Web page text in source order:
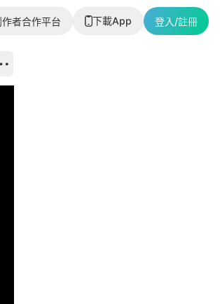
作者合作平台 下載App 登入/註冊